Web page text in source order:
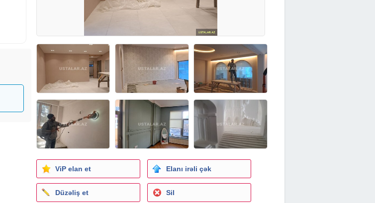
ViP elan et Elanı irəli çək
Düzəliş et Sil